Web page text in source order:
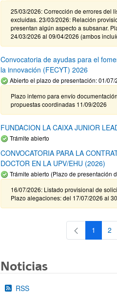
25/03/2026: Corrección de errores del
excluidas. 23/03/2026: Relación
presentan algún aspecto a subsanar.
24/03/2026 al 09/04/2026 (ambos
Convocatoria de ayudas para el
la innovación (FECYT) 2026
Abierto el plazo de presentación: 01/
Plazo interno para envío
propuestas coordinadas 11/09/2026
FUNDACION LA CAIXA JUNIOR
Trámite abierto
CONVOCATORIA PARA LA
DOCTOR EN LA UPV/EHU (2026)
Trámite abierto (Plazo de presentación
16/07/2026: Listado provisional de
Plazo alegaciones: del 17/07/2026 al
Página
1 2
Noticias
RSS